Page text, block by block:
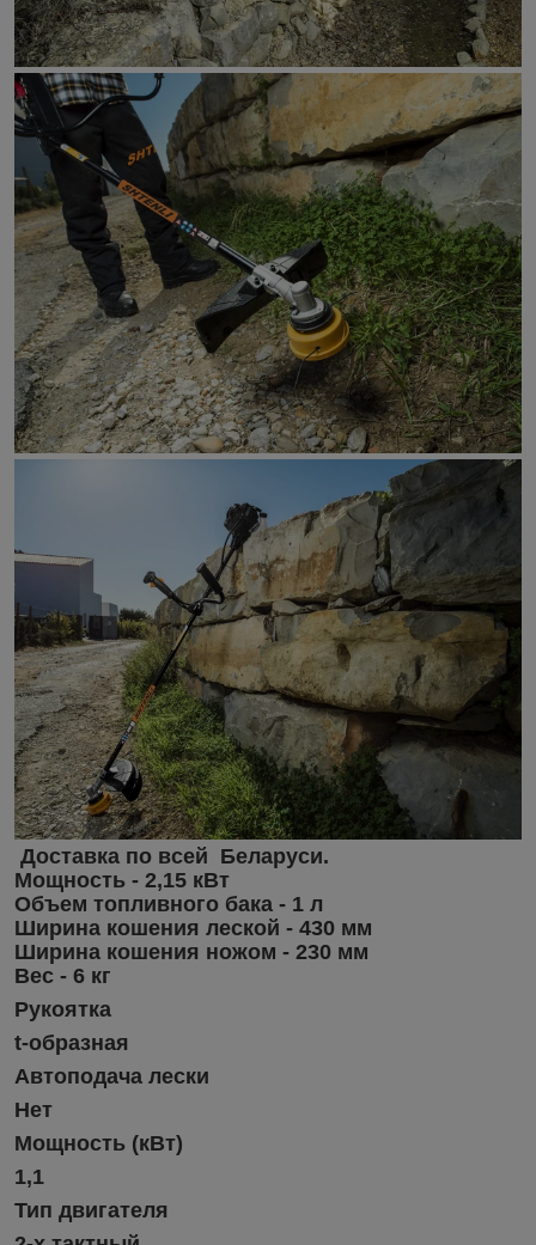
Доставка по всей Беларуси.
Мощность - 2,15 кВт
Объем топливного бака - 1 л
Ширина кошения леской - 430 мм
Ширина кошения ножом - 230 мм
Вес - 6 кг
Рукоятка
t-образная
Автоподача лески
Нет
Мощность (кВт)
1,1
Тип двигателя